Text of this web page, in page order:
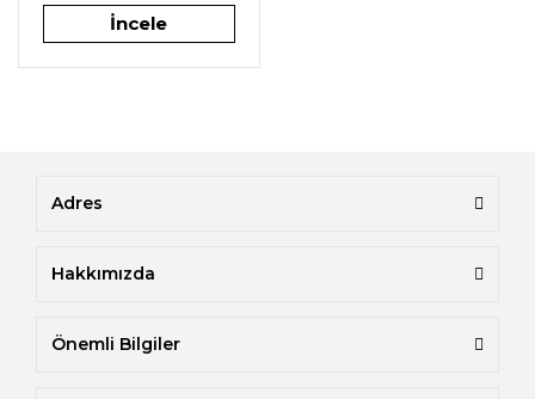
İncele
Adres
Hakkımızda
Önemli Bilgiler